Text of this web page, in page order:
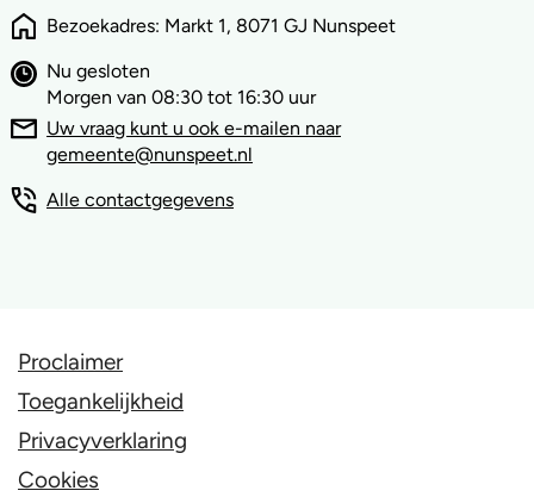
Bezoekadres: Markt 1, 8071 GJ Nunspeet
Nu gesloten
Morgen van 08:30 tot 16:30 uur
Uw vraag kunt u ook e-mailen naar
gemeente@nunspeet.nl
Alle contactgegevens
Proclaimer
Toegankelijkheid
Privacyverklaring
Cookies